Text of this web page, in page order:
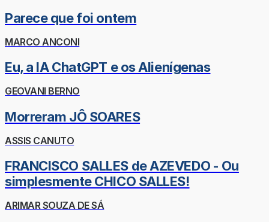
Parece que foi ontem
MARCO ANCONI
Eu, a IA ChatGPT e os Alienígenas
GEOVANI BERNO
Morreram JÔ SOARES
ASSIS CANUTO
FRANCISCO SALLES de AZEVEDO - Ou
simplesmente CHICO SALLES!
ARIMAR SOUZA DE SÁ